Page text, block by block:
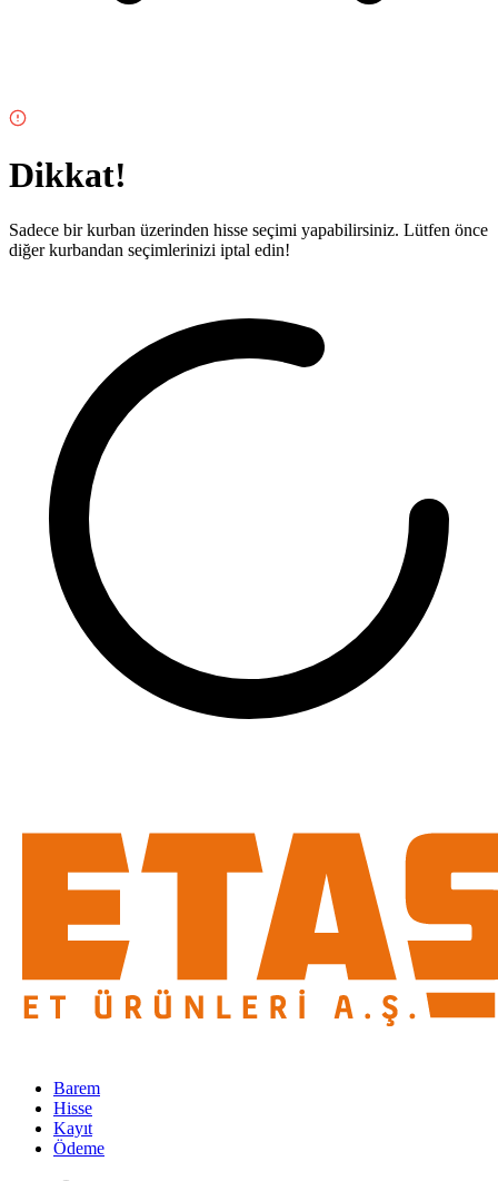
Dikkat!
Sadece bir kurban üzerinden hisse seçimi yapabilirsiniz. Lütfen önce
diğer kurbandan seçimlerinizi iptal edin!
Barem
Hisse
Kayıt
Ödeme